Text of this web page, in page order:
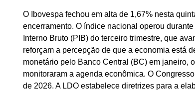
O Ibovespa fechou em alta de 1,67% nesta
encerramento. O índice nacional operou
Interno Bruto (PIB) do terceiro trimestre, que
reforçam a percepção de que a economia está
monetário pelo Banco Central (BC) em janeiro,
monitoraram a agenda econômica. O
de 2026. A LDO estabelece diretrizes para a